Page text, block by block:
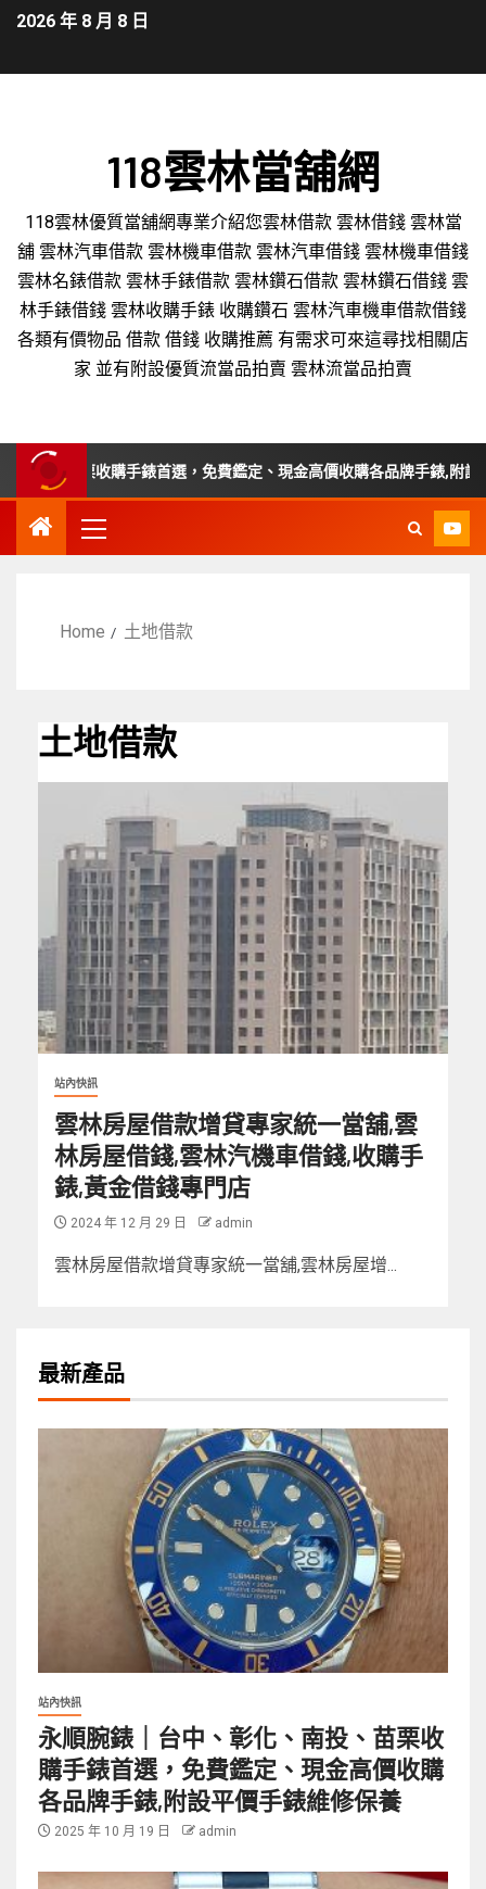
2026 年 8 月 8 日
118雲林當舖網
118雲林優質當舖網專業介紹您雲林借款 雲林借錢 雲林當
舖 雲林汽車借款 雲林機車借款 雲林汽車借錢 雲林機車借錢
雲林名錶借款 雲林手錶借款 雲林鑽石借款 雲林鑽石借錢 雲
林手錶借錢 雲林收購手錶 收購鑽石 雲林汽車機車借款借錢
各類有價物品 借款 借錢 收購推薦 有需求可來這尋找相關店
家 並有附設優質流當品拍賣 雲林流當品拍賣
、苗栗收購手錶首選，免費鑑定、現金高價收購各品牌手錶,附設平價
Home 土地借款
土地借款
站內快訊
雲林房屋借款增貸專家統一當舖,雲
林房屋借錢,雲林汽機車借錢,收購手
錶,黃金借錢專門店
2024 年 12 月 29 日 admin
雲林房屋借款增貸專家統一當舖,雲林房屋增...
最新產品
站內快訊
永順腕錶｜台中、彰化、南投、苗栗收
購手錶首選，免費鑑定、現金高價收購
各品牌手錶,附設平價手錶維修保養
2025 年 10 月 19 日 admin